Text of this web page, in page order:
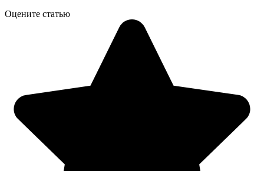
Оцените статью